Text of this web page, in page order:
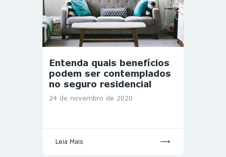
Entenda quais benefícios
podem ser contemplados
no seguro residencial
24 de novembro de 2020
Leia Mais